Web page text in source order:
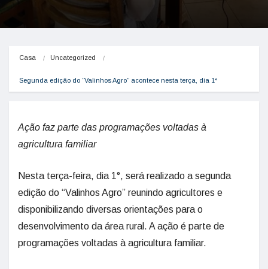
Casa Uncategorized
Segunda edição do “Valinhos Agro” acontece nesta terça, dia 1°
Ação faz parte das programações voltadas à
agricultura familiar
Nesta terça-feira, dia 1°, será realizado a segunda
edição do “Valinhos Agro” reunindo agricultores e
disponibilizando diversas orientações para o
desenvolvimento da área rural. A ação é parte de
programações voltadas à agricultura familiar.